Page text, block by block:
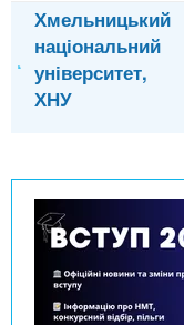
Хмельницький
національний
університет,
ХНУ